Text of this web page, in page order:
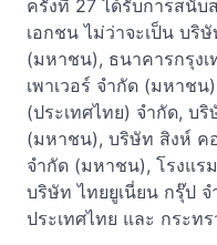
ครั้งที่ 27 ได้รับการสนั
เอกชน ไม่ว่าจะเป็น บริ
(มหาชน), ธนาคารกรุง
เพาเวอร์ จำกัด (มหาชน
(ประเทศไทย) จำกัด, บ
(มหาชน), บริษัท สิงห์ ค
จำกัด (มหาชน), โรงแร
บริษัท ไทยยูเนี่ยน กรุ๊ป
ประเทศไทย และ กระท